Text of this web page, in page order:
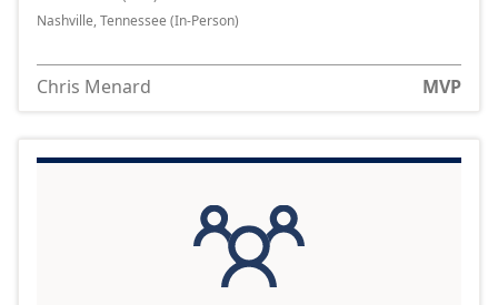
Nashville, Tennessee (In-Person)
Chris Menard MVP